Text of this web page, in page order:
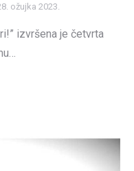
ožujka 2023.
izvršena je četvrta